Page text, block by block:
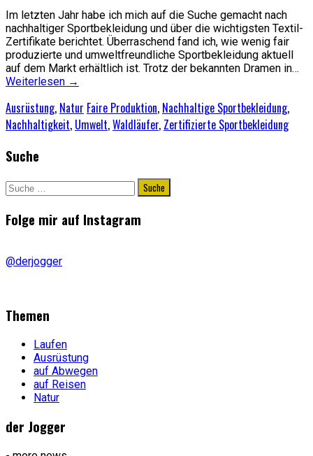
Im letzten Jahr habe ich mich auf die Suche gemacht nach
nachhaltiger Sportbekleidung und über die wichtigsten Textil-
Zertifikate berichtet. Überraschend fand ich, wie wenig fair
produzierte und umweltfreundliche Sportbekleidung aktuell
auf dem Markt erhältlich ist. Trotz der bekannten Dramen in…
Weiterlesen →
Ausrüstung, Natur Faire Produktion, Nachhaltige Sportbekleidung,
Nachhaltigkeit, Umwelt,Waldläufer, Zertifizierte Sportbekleidung
Suche
Suche
nach:
Folge mir auf Instagram
@derjogger
Themen
Laufen
Ausrüstung
auf Abwegen
auf Reisen
Natur
der Jogger